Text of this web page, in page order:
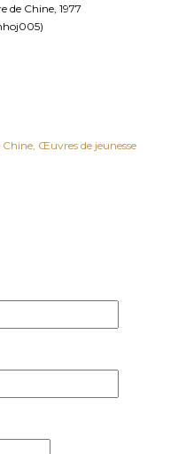
de Chine, 1977
Chine Œuvres de jeunesse